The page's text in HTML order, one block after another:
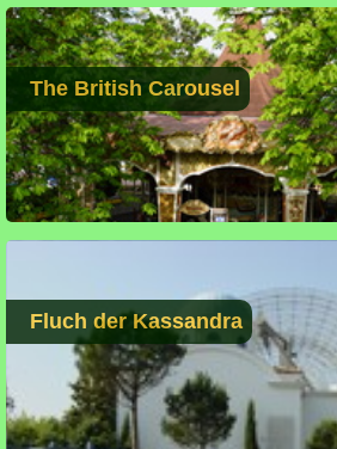
The British Carousel
Fluch der Kassandra